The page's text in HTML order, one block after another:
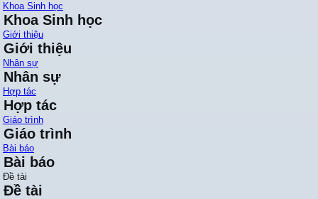
Khoa Sinh học
Khoa Sinh học
Giới thiệu
Giới thiệu
Nhân sự
Nhân sự
Hợp tác
Hợp tác
Giáo trình
Giáo trình
Bài báo
Bài báo
Đề tài
Đề tài